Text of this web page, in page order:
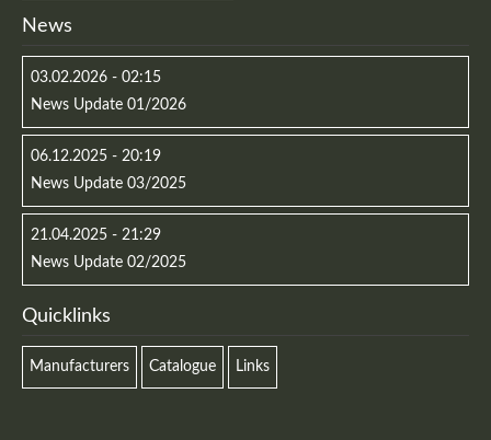
News
03.02.2026 - 02:15
News Update 01/2026
06.12.2025 - 20:19
News Update 03/2025
21.04.2025 - 21:29
News Update 02/2025
Quicklinks
Manufacturers Catalogue Links